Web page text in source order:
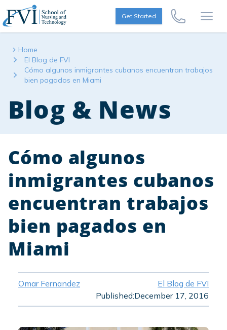
Skip to content
FVI School of Nursing
Get Started
Call Us Now
Home
El Blog de FVI
Cómo algunos inmigrantes cubanos encuentran trabajos
bien pagados en Miami
Blog & News
Cómo algunos
inmigrantes cubanos
encuentran trabajos
bien pagados en
Miami
Omar Fernandez
El Blog de FVI
Published:December 17, 2016